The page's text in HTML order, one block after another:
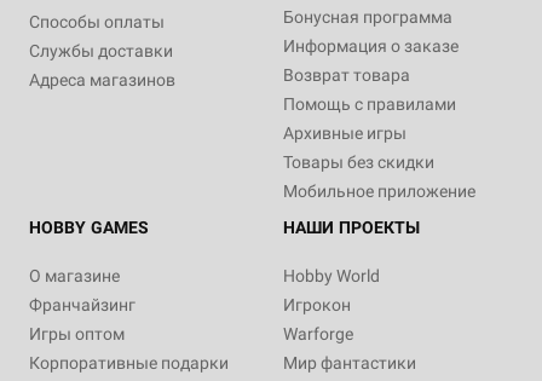
Способы оплаты
Службы доставки
Адреса магазинов
Бонусная программа
Информация о заказе
Возврат товара
Помощь с правилами
Архивные игры
Товары без скидки
Мобильное приложение
HOBBY GAMES
О магазине
Франчайзинг
Игры оптом
Корпоративные подарки
НАШИ ПРОЕКТЫ
Hobby World
Игрокон
Warforge
Мир фантастики